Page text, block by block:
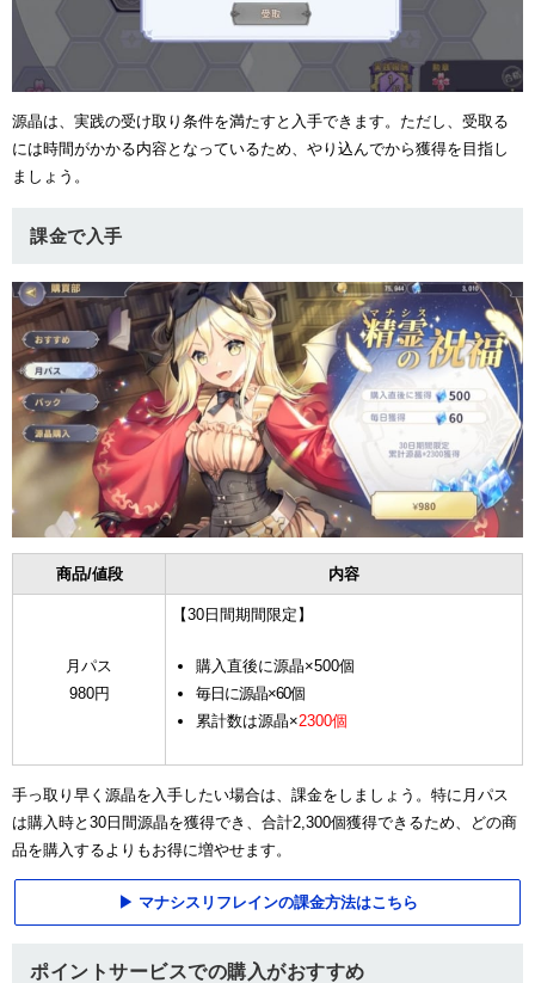
源晶は、実践の受け取り条件を満たすと入手できます。ただし、受取る
には時間がかかる内容となっているため、やり込んでから獲得を目指し
ましょう。
課金で入手
商品/値段 内容
月パス
980円
【30日間期間限定】
購入直後に源晶×500個
毎日に源晶×60個
累計数は源晶×2300個
手っ取り早く源晶を入手したい場合は、課金をしましょう。特に月パス
は購入時と30日間源晶を獲得でき、合計2,300個獲得できるため、どの商
品を購入するよりもお得に増やせます。
マナシスリフレインの課金方法はこちら
ポイントサービスでの購入がおすすめ